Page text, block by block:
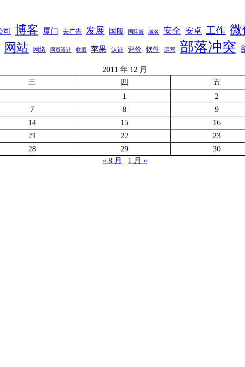
司 博客 厦门 去广告 发展 国服 国际服 域名 安全 安卓 工作 微
网站 网络 网页设计 联盟 苹果 认证 评价 软件 运营 部落冲突
2011 年 12 月
三 四 五
1
2
7 8 9
14 15 16
21 22 23
28 29 30
« 8 月
1 月 »